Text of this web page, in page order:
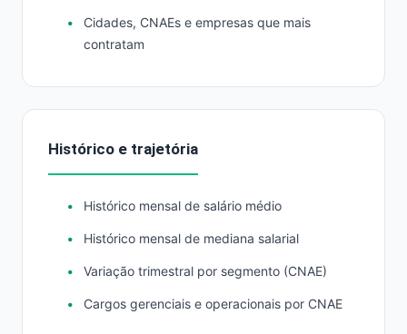
Cidades, CNAEs e empresas que mais
contratam
Histórico e trajetória
Histórico mensal de salário médio
Histórico mensal de mediana salarial
Variação trimestral por segmento (CNAE)
Cargos gerenciais e operacionais por CNAE